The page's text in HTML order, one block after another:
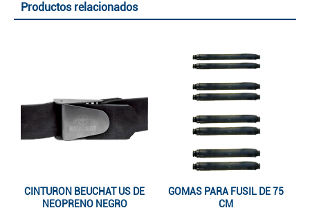
Productos relacionados
CINTURON BEUCHAT US DE
NEOPRENO NEGRO
GOMAS PARA FUSIL DE 75
CM